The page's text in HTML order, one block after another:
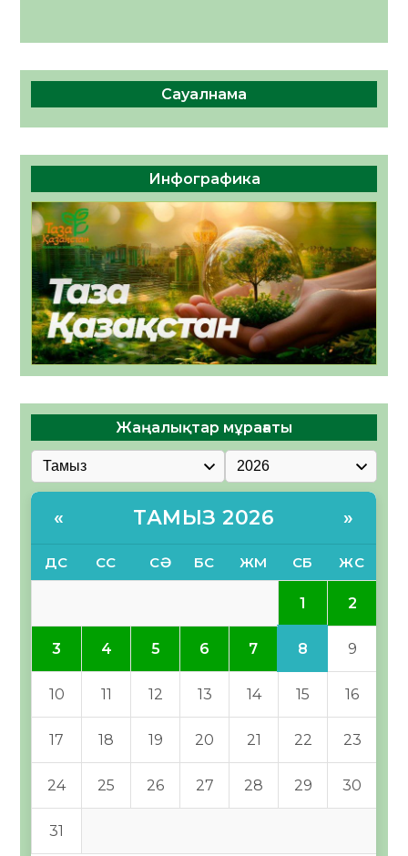
Сауалнама
Инфографика
Жаңалықтар мұрағаты
« ТАМЫЗ 2026 »
ДС СС СӘ БС ЖМ СБ ЖС
1 2
3 4 5 6 7 8 9
10 11 12 13 14 15 16
17 18 19 20 21 22 23
24 25 26 27 28 29 30
31